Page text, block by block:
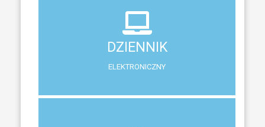
DZIENNIK
ELEKTRONICZNY
DZIENNIK
ELEKTRONICZNY
System zewnętrzny do śledzenia postępów w nauce